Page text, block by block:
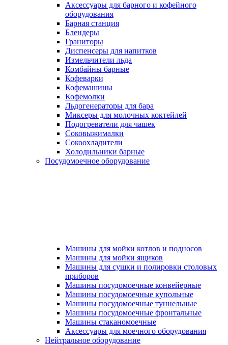
Аксессуары для барного и кофейного
оборудования
Барная станция
Блендеры
Граниторы
Диспенсеры для напитков
Измельчители льда
Комбайны барные
Кофеварки
Кофемашины
Кофемолки
Льдогенераторы для бара
Миксеры для молочных коктейлей
Подогреватели для чашек
Соковыжималки
Сокоохладители
Холодильники барные
Посудомоечное оборудование
Машины для мойки котлов и подносов
Машины для мойки ящиков
Машины для сушки и полировки столовых
приборов
Машины посудомоечные конвейерные
Машины посудомоечные купольные
Машины посудомоечные туннельные
Машины посудомоечные фронтальные
Машины стаканомоечные
Аксессуары для моечного оборудования
Нейтральное оборудование